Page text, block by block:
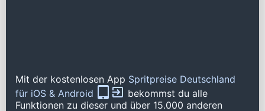
Mit der kostenlosen App Spritpreise Deutschland
für iOS & Android
bekommst du alle
Funktionen zu dieser und über 15.000 anderen